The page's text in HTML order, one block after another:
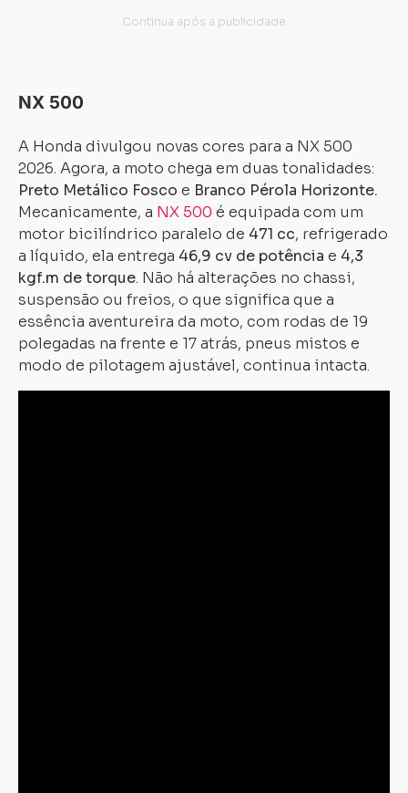
NX 500
A Honda divulgou novas cores para a NX 500
2026. Agora, a moto chega em duas tonalidades:
Preto Metálico Fosco e Branco Pérola Horizonte.
Mecanicamente, a NX 500 é equipada com um
motor bicilíndrico paralelo de 471 cc, refrigerado
a líquido, ela entrega 46,9 cv de potência e 4,3
kgf.m de torque. Não há alterações no chassi,
suspensão ou freios, o que significa que a
essência aventureira da moto, com rodas de 19
polegadas na frente e 17 atrás, pneus mistos e
modo de pilotagem ajustável, continua intacta.
Carregando...
Carregando...